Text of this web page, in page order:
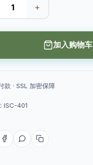
+
加入购物车
款 · SSL 加密保障
ISC-401